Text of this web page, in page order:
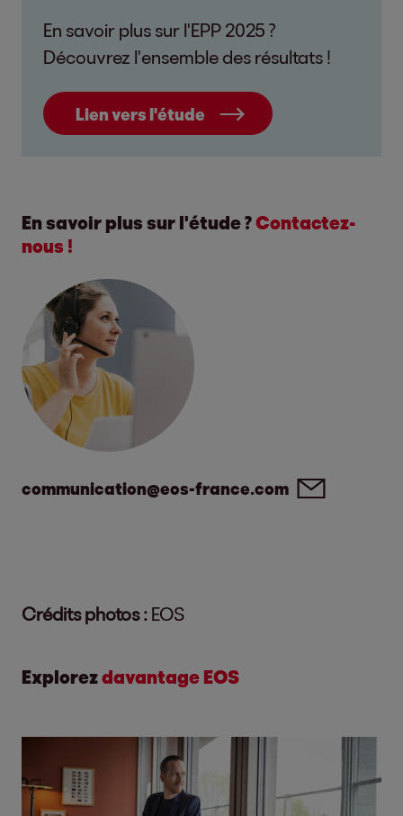
En savoir plus sur l'EPP 2025 ?
Découvrez l'ensemble des résultats !
Lien vers l'étude
En savoir plus sur l'étude ?Contactez-
nous !
communication@eos-france.com
Crédits photos : EOS
Explorezdavantage EOS